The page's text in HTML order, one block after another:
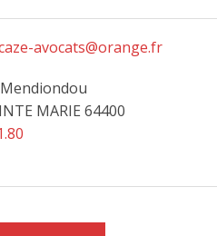
avocats@orange.fr
MARIE 64400